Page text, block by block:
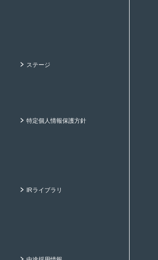
ステージ
特定個人情報保護方針
IRライブラリ